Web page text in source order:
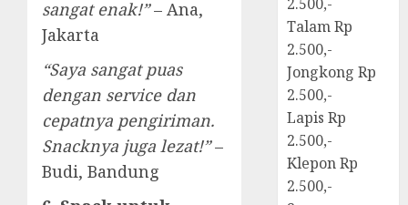
sangat enak!”– Ana,
Jakarta
“Saya sangat puas
dengan service dan
cepatnya pengiriman.
Snacknya juga lezat!”–
Budi, Bandung
Talam Rp
2.500,-
Jongkong Rp
2.500,-
Lapis Rp
2.500,-
Klepon Rp
2.500,-